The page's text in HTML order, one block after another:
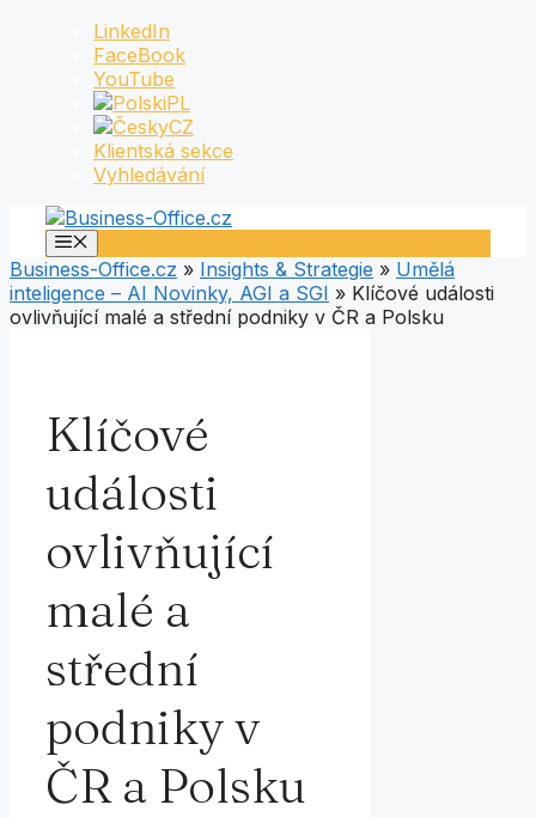
LinkedIn
FaceBook
YouTube
PL
CZ
Klientská sekce
Vyhledávání
Business-Office.cz » Insights & Strategie » Umělá
inteligence – AI Novinky, AGI a SGI » Klíčové události
ovlivňující malé a střední podniky v ČR a Polsku
Klíčové
události
ovlivňující
malé a
střední
podniky v
ČR a Polsku